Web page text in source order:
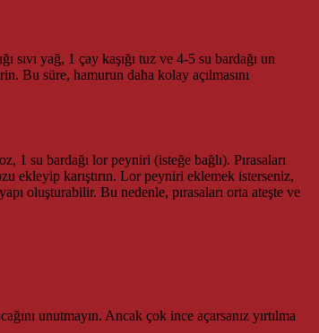
yağ, 1 çay kaşığı tuz ve 4-5 su bardağı un
Bu süre, hamurun daha kolay açılmasını
1 su bardağı lor peyniri (isteğe bağlı). Pırasaları
ekleyip karıştırın. Lor peyniri eklemek isterseniz,
oluşturabilir. Bu nedenle, pırasaları orta ateşte ve
unutmayın. Ancak çok ince açarsanız yırtılma